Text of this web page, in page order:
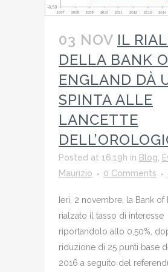
03 NOV IL
DELLA BANK
ENGLAND DÀ
SPINTA ALLE
LANCETTE
Posted at 16:19h in Blog
Maurizio
0 Comments
Ieri, 2 novembre, la Bank of
rialzato il tasso di interesse
riportandolo allo 0,50%,
riduzione di 25 punti base
2016 a seguito del